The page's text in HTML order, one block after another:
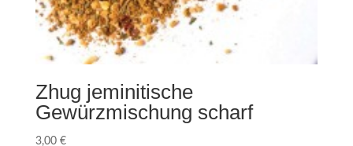
Zhug jeminitische
Gewürzmischung scharf
3,00 €